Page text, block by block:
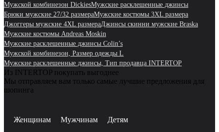
Мужской комбинезон DickiesМужские расклешенные джинсы
Брюки мужские 27/32 размераМужские костюмы 3XL размера
Джоггеры мужские 4XL размераДжинсы скинни мужские Braska
Мужские костюмы Andreas Moskin
Мужские расклешенные джинсы Colin’s
Мужской комбинезон, Размер одежды L
Мужские расклешенные джинсы, Тип продавца INTERTOP
Из INTERTOP покупать выгоднее
Мы отправляем вам только самые лучшие предложения для
шопинга
Женщинам Мужчинам Детям